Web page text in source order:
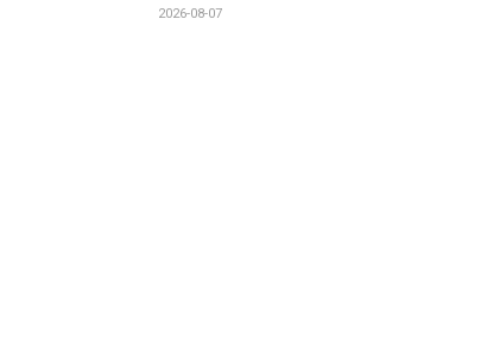
2026-08-07